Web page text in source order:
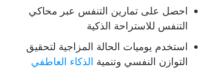
احصل على تمارين التنفس عبر محاكي
التنفس للاستراحة الذكية
استخدم يوميات الحالة المزاجية لتحقيق
التوازن النفسي وتنمية الذكاء العاطفي